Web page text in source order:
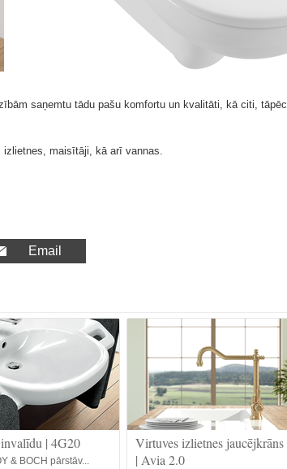
saņemtu tādu pašu komfortu un kvalitāti, kā citi, tāpēc
izlietnes, maisītāji, kā arī vannas.
Email
| 4G20
& BOCH pārstāv...
Virtuves izlietnes jaucējkrāns
| Avia 2.0